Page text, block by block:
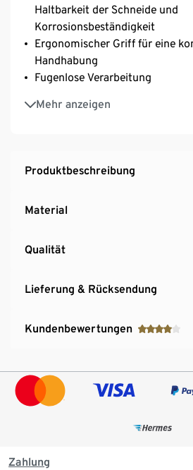
Haltbarkeit der Schneide und
Korrosionsbeständigkeit
Ergonomischer Griff für eine
Handhabung
Fugenlose Verarbeitung
Mehr anzeigen
V-Edge Abzug
Produktbeschreibung
Material
Qualität
Lieferung & Rücksendung
Kundenbewertungen
Zahlung